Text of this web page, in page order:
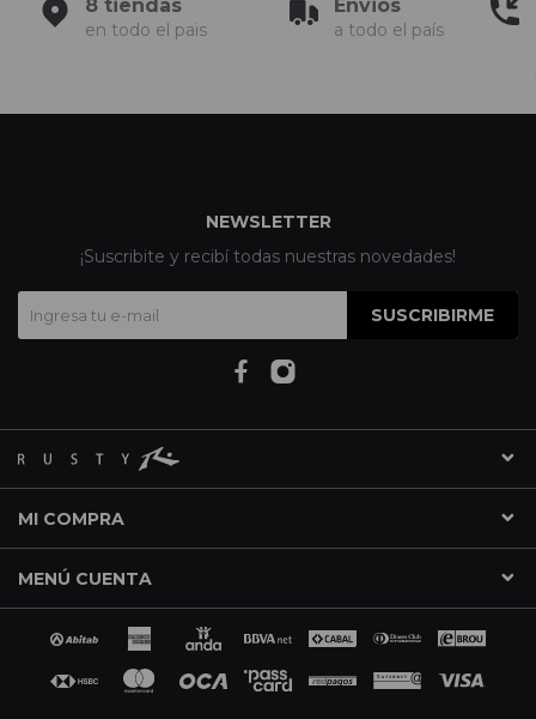
8 tiendas
en todo el pais
Envios
a todo el país
MI COMPRA
MENÚ CUENTA
NEWSLETTER
¡Suscribite y recibí todas nuestras novedades!
SUSCRIBIRME